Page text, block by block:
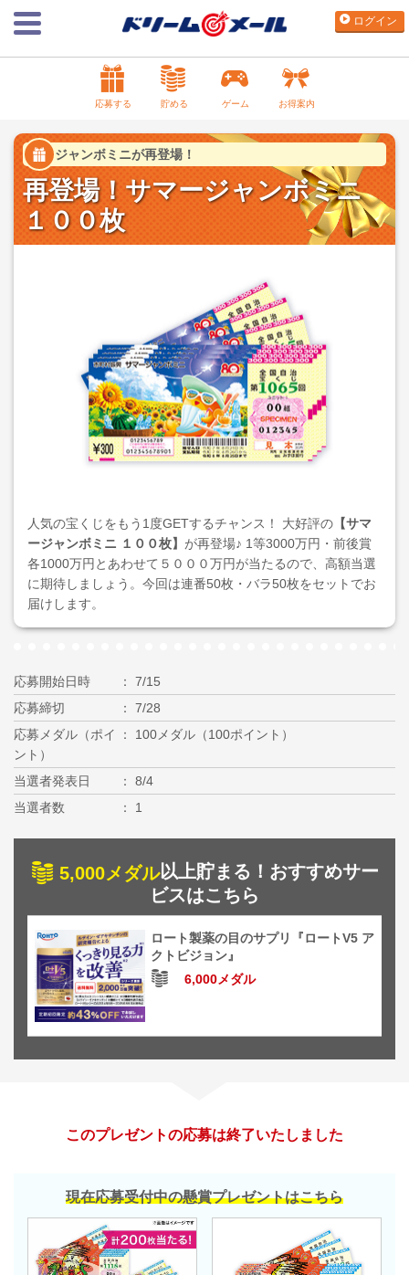
ログイン
応募する 貯める ゲーム お得案内
ジャンボミニが再登場！
再登場！サマージャンボミニ
１００枚
人気の宝くじをもう1度GETするチャンス！ 大好評の 【サマ
ージャンボミニ １００枚】 が再登場♪ 1等3000万円・前後賞
各1000万円とあわせて５０００万円が当たるので、高額当選
に期待しましょう。今回は連番50枚・バラ50枚をセットでお
届けします。
応募開始日時
7/15
応募締切
7/28
応募メダル（ポイ
ント）
100メダル（100ポイント）
当選者発表日
8/4
当選者数
1
5,000メダル以上貯まる！おすすめサー
ビスはこちら
ロート製薬の目のサプリ『ロートV5 ア
クトビジョン』
6,000メダル
このプレゼントの応募は終了いたしました
現在応募受付中の懸賞プレゼントはこちら